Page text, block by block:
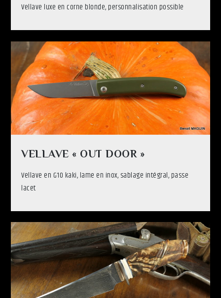
Vellave luxe en corne blonde, personnalisation possible
VELLAVE « OUT DOOR »
Vellave en G10 kaki, lame en inox, sablage intégral, passe
lacet